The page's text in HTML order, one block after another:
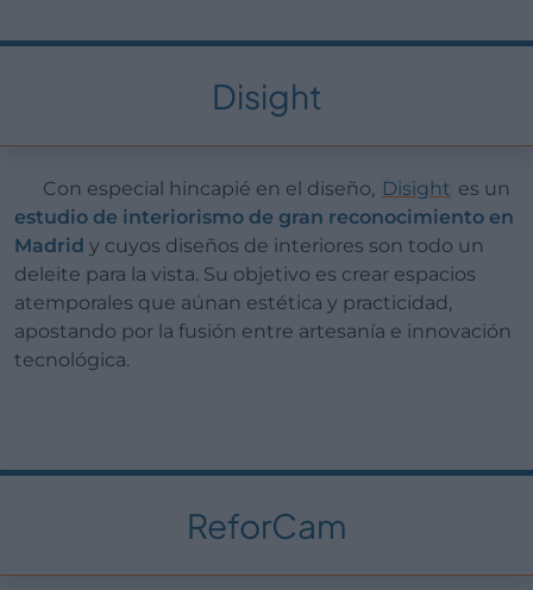
Disight
Con especial hincapié en el diseño, Disight es un
estudio de interiorismo de gran reconocimiento en
Madrid y cuyos diseños de interiores son todo un
deleite para la vista. Su objetivo es crear espacios
atemporales que aúnan estética y practicidad,
apostando por la fusión entre artesanía e innovación
tecnológica.
ReforCam